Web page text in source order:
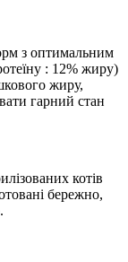
з оптимальним
: 12% жиру)
жиру,
гарний стан
котів
бережно,